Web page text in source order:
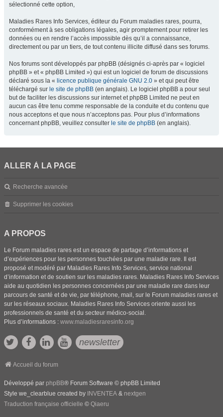
sélectionné cette option,
Maladies Rares Info Services, éditeur du Forum maladies rares, pourra,
conformément à ses obligations légales, agir promptement pour retirer les
données ou en rendre l’accès impossible dès qu’il a connaissance,
directement ou par un tiers, de tout contenu illicite diffusé dans ses forums.
Nos forums sont développés par phpBB (désignés ci-après par « logiciel
phpBB » et « phpBB Limited ») qui est un logiciel de forum de discussions
déclaré sous la « licence publique générale GNU 2.0 » et qui peut être
téléchargé sur le site de phpBB (en anglais). Le logiciel phpBB a pour seul
but de faciliter les discussions sur internet et phpBB Limited ne peut en
aucun cas être tenu comme responsable de la conduite et du contenu que
nous acceptons et que nous n’acceptons pas. Pour plus d’informations
concernant phpBB, veuillez consulter le site de phpBB (en anglais).
ALLER À LA PAGE
Recherche avancée
Supprimer les cookies
A PROPOS
Le Forum maladies rares est un espace de partage d’informations et
d’expériences pour les personnes touchées par une maladie rare. Il est
proposé et modéré par Maladies Rares Info Services, service national
d’information et de soutien sur les maladies rares. Maladies Rares Info Services
aide au quotidien les personnes concernées par une maladie rare dans leur
parcours de santé et de vie, par téléphone, mail, sur le Forum maladies rares et
sur les réseaux sociaux. Maladies Rares Info Services oriente aussi les
professionnels de santé et du secteur médico-social.
Plus d’informations : www.maladiesraresinfo.org
newsletter
Accueil du forum
Développé par phpBB® Forum Software © phpBB Limited
Style we_clearblue created by INVENTEA & nextgen
Traduction française officielle © Qiaeru